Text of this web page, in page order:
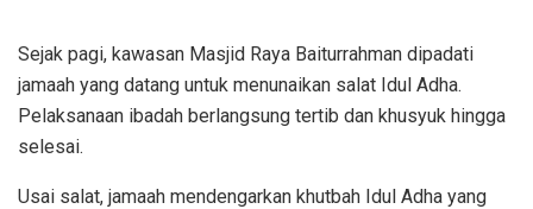
Sejak pagi, kawasan Masjid Raya Baiturrahman dipadati
jamaah yang datang untuk menunaikan salat Idul Adha.
Pelaksanaan ibadah berlangsung tertib dan khusyuk hingga
selesai.
Usai salat, jamaah mendengarkan khutbah Idul Adha yang